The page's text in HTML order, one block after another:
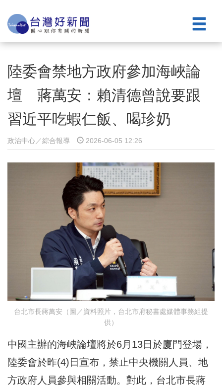
陸委會禁地方政府參加海峽論
壇 蔣萬安：賴清德曾說要跟
習近平吃蝦仁飯、喝珍奶
政治中心／綜合報導 2026-06-05 12:26
台北市長蔣萬安（圖／資料照片，台北市府秘書處媒體事務組提
供）
中國主辦的海峽論壇將於6月13日於廈門登場，
陸委會於昨(4)日宣布，禁止中央機關人員、地
方政府人員參與相關活動。對此，台北市長蔣